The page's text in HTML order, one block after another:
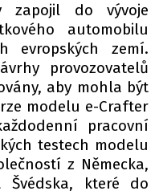
zapojil do vývoje
automobilu
evropských zemí.
provozovatelů
aby mohla být
modelu e-Crafter
pracovní
testech modelu
z Německa,
Švédska, které do